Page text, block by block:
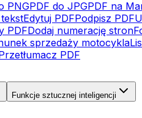
PNGPDF do JPGPDF na
Edytuj PDFPodpisz PDF
PDFDodaj numerację stron
sprzedaży motocykla
PDF
Funkcje sztucznej inteligencji